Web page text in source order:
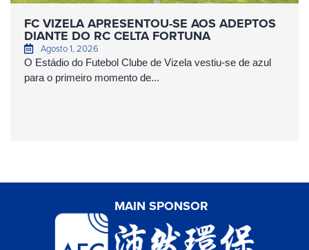
FC VIZELA APRESENTOU-SE AOS ADEPTOS
DIANTE DO RC CELTA FORTUNA
Agosto 1, 2026
O Estádio do Futebol Clube de Vizela vestiu-se de azul
para o primeiro momento de...
MAIN SPONSOR